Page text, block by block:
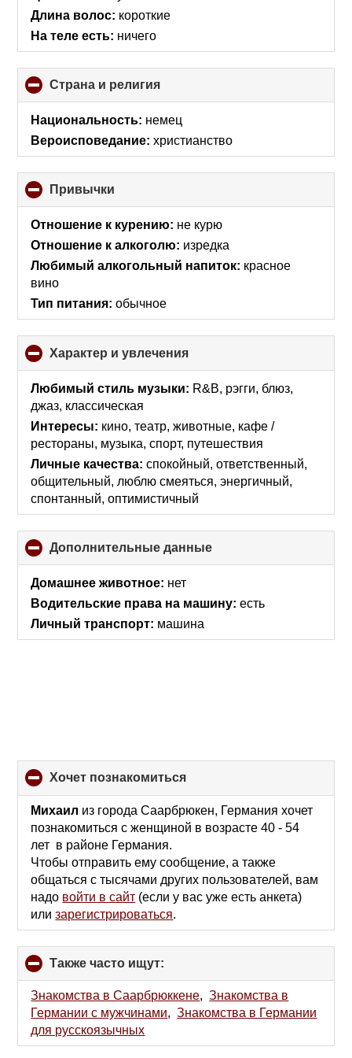
Длина волос: короткие
На теле есть: ничего
Страна и религия
to
collapse
Национальность: немец
Вероисповедание: христианство
Привычки
to
collapse
Отношение к курению: не курю
Отношение к алкоголю: изредка
Любимый алкогольный напиток: красное
вино
Тип питания: обычное
Характер и увлечения
to
collapse
Любимый стиль музыки: R&B, рэгги, блюз,
джаз, классическая
Интересы: кино, театр, животные, кафе /
рестораны, музыка, спорт, путешествия
Личные качества: спокойный, ответственный,
общительный, люблю смеяться, энергичный,
спонтанный, оптимистичный
Дополнительные данные
to
Домашнее животное: нет
Водительские права на машину: есть
Личный транспорт: машина
хочет познакомиться
to
collapse
contents
Михаил из города Саарбрюкен, Германия хочет
познакомиться с женщиной в возрасте 40 - 54
лет в районе Германия.
Чтобы отправить ему сообщение, а также
общаться с тысячами других пользователей, вам
надо войти в сайт (если у вас уже есть анкета)
илизарегистрироваться.
Также часто ищут:
to
collapse
contents
Знакомства в Саарбрюккене,Знакомства в
Германии с мужчинами,Знакомства в Германии
для русскоязычных